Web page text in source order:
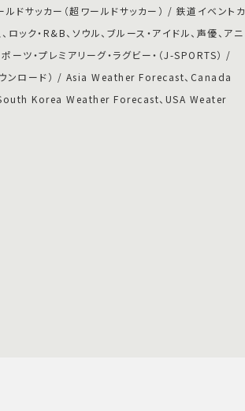
ドサッカー（超ワールドサッカー） / 鉄道イベントカ
ック・R&B、ソウル、ブルース・アイドル、声優、アニ
ツ・プレミアリーグ・ラグビー・（J-SPORTS） /
ンロード） / Asia Weather Forecast、Canada
Korea Weather Forecast、USA Weater